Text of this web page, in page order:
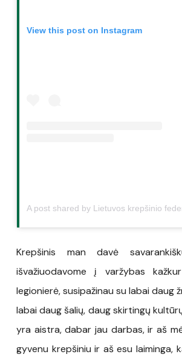
View this post on Instagram
Krepšinis man davė
išvažiuodavome į varžybas
legionierė, susipažinau su labai daug
labai daug šalių, daug skirtingų
yra aistra, dabar jau darbas, ir aš
gyvenu krepšiniu ir aš esu laiminga,